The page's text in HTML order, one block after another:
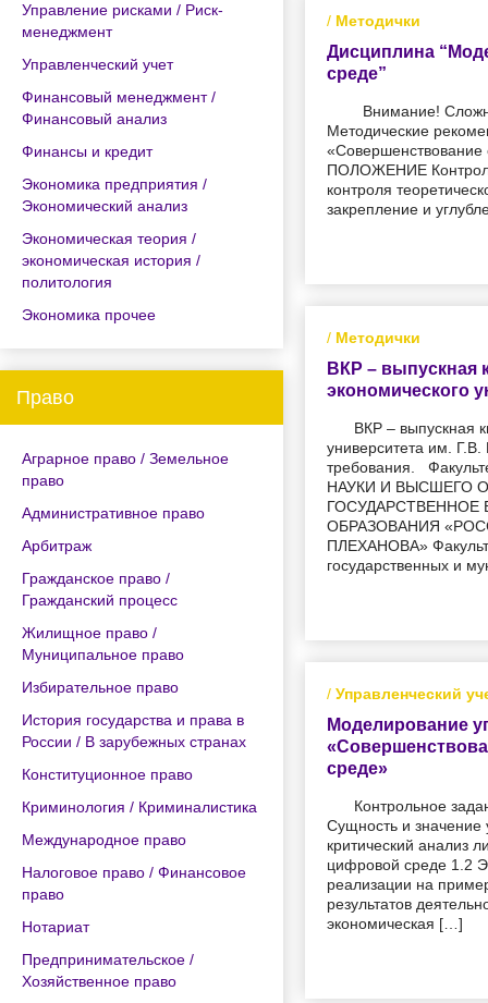
Управление рисками / Риск-
менеджмент
Управленческий учет
Финансовый менеджмент /
Финансовый анализ
Финансы и кредит
Экономика предприятия /
Экономический анализ
Экономическая теория /
экономическая история /
политология
Экономика прочее
Право
Аграрное право / Земельное
право
Административное право
Арбитраж
Гражданское право /
Гражданский процесс
Жилищное право /
Муниципальное право
Избирательное право
История государства и права в
России / В зарубежных странах
Конституционное право
Криминология / Криминалистика
Международное право
Налоговое право / Финансовое
право
Нотариат
Предпринимательское /
Хозяйственное право
/ Методички
Дисциплина
среде”
Внимание!
Методические
ПОЛОЖЕНИЕ
контроля
закрепление и
/ Методички
ВКР – выпускная
экономического
ВКР – выпускная
университета им.
требования.
НАУКИ И ВЫСШЕГО
ОБРАЗОВАНИЯ
ПЛЕХАНОВА»
государственных и
/ Управленческий
Моделирование
среде»
Контрольное
Сущность и значение
критический анализ
цифровой среде 1.2
реализации на
результатов
экономическая […]